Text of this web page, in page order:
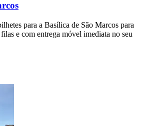
para a Basílica de São Marcos para
e com entrega móvel imediata no seu